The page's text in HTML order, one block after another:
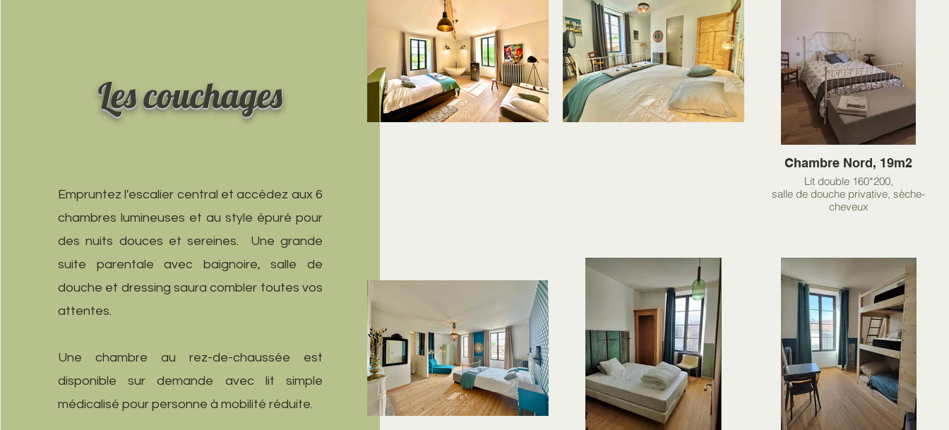
Les couchages
Empruntez l'escalier central et accédez aux 6
chambres lumineuses et au style épuré pour
des nuits douces et sereines. Une grande
suite parentale avec baignoire, salle de
douche et dressing saura combler toutes vos
attentes.
Une chambre au rez-de-chaussée est
disponible sur demande avec lit simple
médicalisé pour personne à mobilité réduite.
Chambre Nord, 19m2
Lit double 160*200,
salle de douche privative, sèche-
cheveux